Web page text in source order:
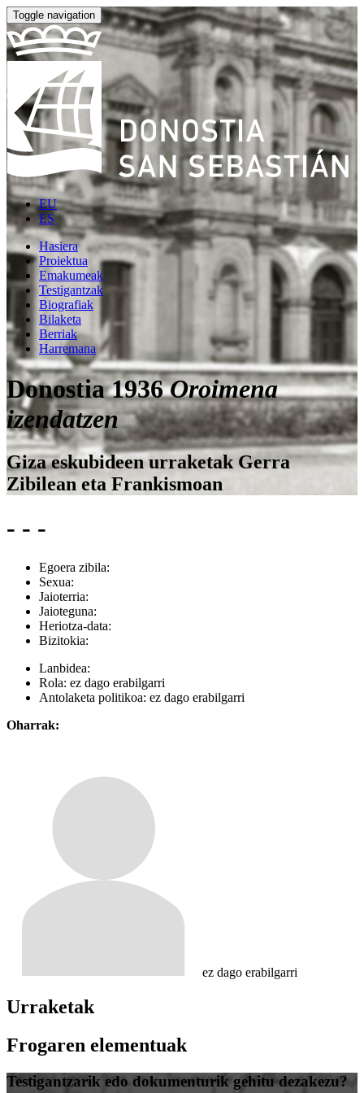
Toggle navigation
EU
ES
Hasiera
Proiektua
Emakumeak
Testigantzak
Biografiak
Bilaketa
Berriak
Harremana
Donostia 1936Oroimena
izendatzen
Giza eskubideen urraketak Gerra
Zibilean eta Frankismoan
- - -
Egoera zibila:
Sexua:
Jaioterria:
Jaioteguna:
Heriotza-data:
Bizitokia:
Lanbidea:
Rola: ez dago erabilgarri
Antolaketa politikoa: ez dago erabilgarri
Oharrak:
ez dago erabilgarri
Urraketak
Frogaren elementuak
Testigantzarik edo dokumenturik gehitu dezakezu?